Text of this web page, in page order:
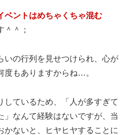
ベントはめちゃくちゃ混む
＾＾；
いの行列を見せつけられ、心が
度もありますからね…。
しているため、「人が多すぎて
」なんて経験はないですが、当
かないと、ヒヤヒヤすることに